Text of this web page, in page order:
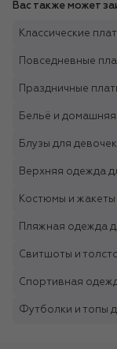
Вас также может
Классические
Повседневные
Праздничные
Бельё и
Блузы для девочек
Верхняя одежда
Костюмы и жакеты
Пляжная одежда
Свитшоты и
Спортивная
Футболки и топы